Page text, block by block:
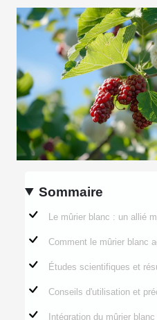
Sommaire
Le mûrier blanc : un allié
Comment le mûrier blanc
Études scientifiques et
Conseils d'utilisation et
Intégration du mûrier